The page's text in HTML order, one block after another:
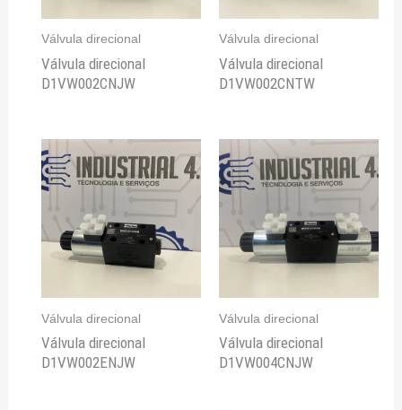
Válvula direcional
Válvula direcional
D1VW002CNJW
Válvula direcional
Válvula direcional
D1VW002CNTW
Válvula direcional
Válvula direcional
D1VW002ENJW
Válvula direcional
Válvula direcional
D1VW004CNJW